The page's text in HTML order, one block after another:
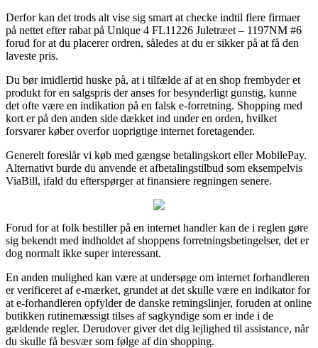
Derfor kan det trods alt vise sig smart at checke indtil flere firmaer
på nettet efter rabat på Unique 4 FL11226 Juletræet – 1197NM #6
forud for at du placerer ordren, således at du er sikker på at få den
laveste pris.
Du bør imidlertid huske på, at i tilfælde af at en shop frembyder et
produkt for en salgspris der anses for besynderligt gunstig, kunne
det ofte være en indikation på en falsk e-forretning. Shopping med
kort er på den anden side dækket ind under en orden, hvilket
forsvarer køber overfor uoprigtige internet foretagender.
Generelt foreslår vi køb med gængse betalingskort eller MobilePay.
Alternativt burde du anvende et afbetalingstilbud som eksempelvis
ViaBill, ifald du efterspørger at finansiere regningen senere.
Forud for at folk bestiller på en internet handler kan de i reglen gøre
sig bekendt med indholdet af shoppens forretningsbetingelser, det er
dog normalt ikke super interessant.
En anden mulighed kan være at undersøge om internet forhandleren
er verificeret af e-mærket, grundet at det skulle være en indikator for
at e-forhandleren opfylder de danske retningslinjer, foruden at online
butikken rutinemæssigt tilses af sagkyndige som er inde i de
gældende regler. Derudover giver det dig lejlighed til assistance, når
du skulle få besvær som følge af din shopping.